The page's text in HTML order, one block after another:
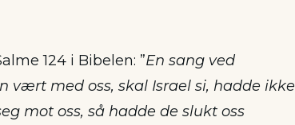
124 i Bibelen: ”En sang ved
vært med oss, skal Israel si, hadde ikke
mot oss, så hadde de slukt oss